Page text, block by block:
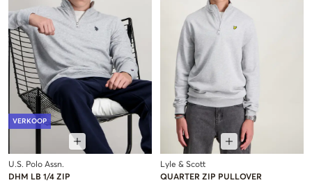
VERKOOP
U.S. Polo Assn.
DHM LB 1/4 ZIP
Lyle & Scott
QUARTER ZIP PULLOVER